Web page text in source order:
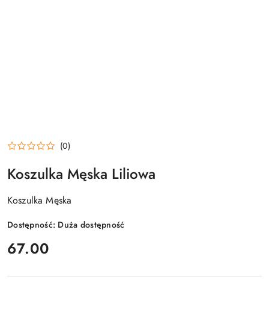
(0)
Koszulka Męska Liliowa
Koszulka Męska
Dostępność: Duża dostępność
cena:
67.00